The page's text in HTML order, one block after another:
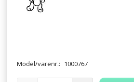
Model/varenr.: 1000767